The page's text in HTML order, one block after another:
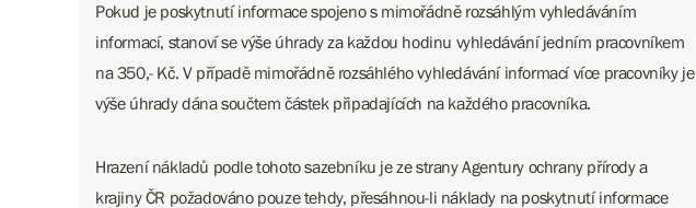
Pokud je poskytnutí informace spojeno s mimořádně rozsáhlým vyhledáváním
informací, stanoví se výše úhrady za každou hodinu vyhledávání jedním pracovníkem
na 350,- Kč. V případě mimořádně rozsáhlého vyhledávání informací více pracovníky je
výše úhrady dána součtem částek připadajících na každého pracovníka.
Hrazení nákladů podle tohoto sazebníku je ze strany Agentury ochrany přírody a
krajiny ČR požadováno pouze tehdy, přesáhnou-li náklady na poskytnutí informace